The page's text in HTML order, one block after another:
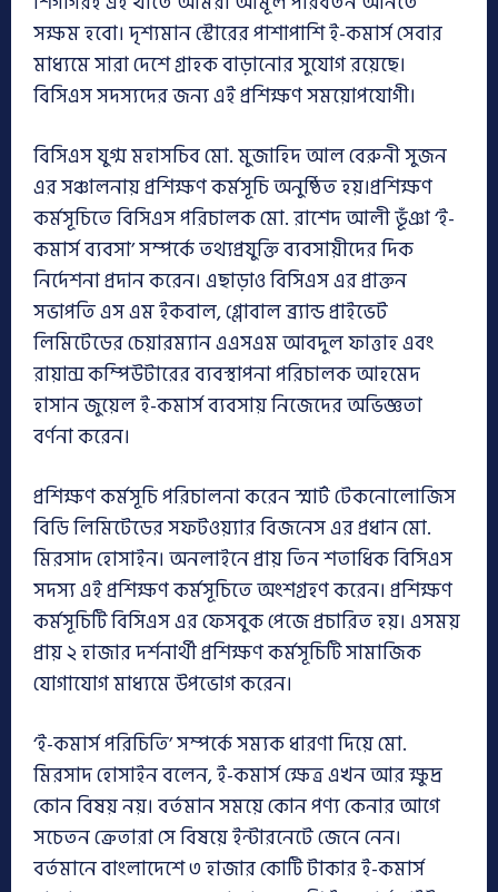
সক্ষম হবো। দৃশ্যমান স্টোরের পাশাপাশি ই-কমার্স সেবার
মাধ্যমে সারা দেশে গ্রাহক বাড়ানোর সুযোগ রয়েছে।
বিসিএস সদস্যদের জন্য এই প্রশিক্ষণ সময়োপযোগী।
বিসিএস যুগ্ম মহাসচিব মো. মুজাহিদ আল বেরুনী সুজন
এর সঞ্চালনায় প্রশিক্ষণ কর্মসূচি অনুষ্ঠিত হয়।প্রশিক্ষণ
কর্মসূচিতে বিসিএস পরিচালক মো. রাশেদ আলী ভূঁঞা ‘ই-
কমার্স ব্যবসা’ সম্পর্কে তথ্যপ্রযুক্তি ব্যবসায়ীদের দিক
নির্দেশনা প্রদান করেন। এছাড়াও বিসিএস এর প্রাক্তন
সভাপতি এস এম ইকবাল, গ্লোবাল ব্র্যান্ড প্রাইভেট
লিমিটেডের চেয়ারম্যান এএসএম আবদুল ফাত্তাহ এবং
রায়ান্স কম্পিউটারের ব্যবস্থাপনা পরিচালক আহমেদ
হাসান জুয়েল ই-কমার্স ব্যবসায় নিজেদের অভিজ্ঞতা
বর্ণনা করেন।
প্রশিক্ষণ কর্মসূচি পরিচালনা করেন স্মার্ট টেকনোলোজিস
বিডি লিমিটেডের সফটওয়্যার বিজনেস এর প্রধান মো.
মিরসাদ হোসাইন। অনলাইনে প্রায় তিন শতাধিক বিসিএস
সদস্য এই প্রশিক্ষণ কর্মসূচিতে অংশগ্রহণ করেন। প্রশিক্ষণ
কর্মসূচিটি বিসিএস এর ফেসবুক পেজে প্রচারিত হয়। এসময়
প্রায় ২ হাজার দর্শনার্থী প্রশিক্ষণ কর্মসূচিটি সামাজিক
যোগাযোগ মাধ্যমে উপভোগ করেন।
‘ই-কমার্স পরিচিতি’ সম্পর্কে সম্যক ধারণা দিয়ে মো.
মিরসাদ হোসাইন বলেন, ই-কমার্স ক্ষেত্র এখন আর ক্ষুদ্র
কোন বিষয় নয়। বর্তমান সময়ে কোন পণ্য কেনার আগে
সচেতন ক্রেতারা সে বিষয়ে ইন্টারনেটে জেনে নেন।
বর্তমানে বাংলাদেশে ৩ হাজার কোটি টাকার ই-কমার্স